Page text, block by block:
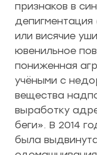
признаков в
или висячие
ювенильное
пониженная
учёными с
вещества
выработку
беги». В 2014
была